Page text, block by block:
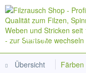
Menü
Übersicht Färben